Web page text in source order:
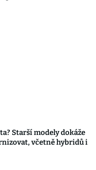
Starší modely dokáže
včetně hybridů i